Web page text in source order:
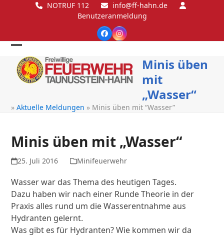
NOTRUF 112
info@ff-hahn.de
Benutzeranmeldung
FacebookInstagram
Open
mobile
Close
mobile
Minis üben
mit
„Wasser“
»Aktuelle Meldungen » Minis üben mit “Wasser”
Minis üben mit „Wasser“
25. Juli 2016 Minifeuerwehr
Wasser war das Thema des heutigen Tages.
Dazu haben wir nach einer Runde Theorie in der
Praxis alles rund um die Wasserentnahme aus
Hydranten gelernt.
Was gibt es für Hydranten? Wie kommen wir da